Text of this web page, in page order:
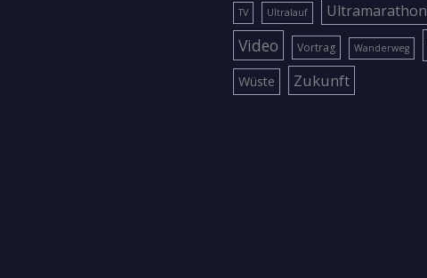
TV Ultralauf Ultramarathon
Video Vortrag Wanderweg
Wüste Zukunft